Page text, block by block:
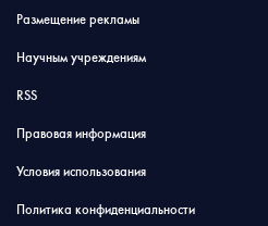
Размещение рекламы
Научным учреждениям
RSS
Правовая информация
Условия использования
Политика конфиденциальности